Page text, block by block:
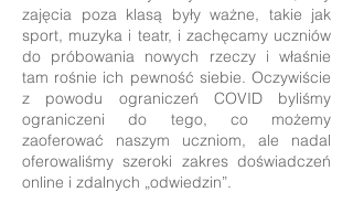
zajęcia poza klasą były ważne, takie jak
sport, muzyka i teatr, i zachęcamy uczniów
do próbowania nowych rzeczy i właśnie
tam rośnie ich pewność siebie. Oczywiście
z powodu ograniczeń COVID byliśmy
ograniczeni do tego, co możemy
zaoferować naszym uczniom, ale nadal
oferowaliśmy szeroki zakres doświadczeń
online i zdalnych „odwiedzin”.